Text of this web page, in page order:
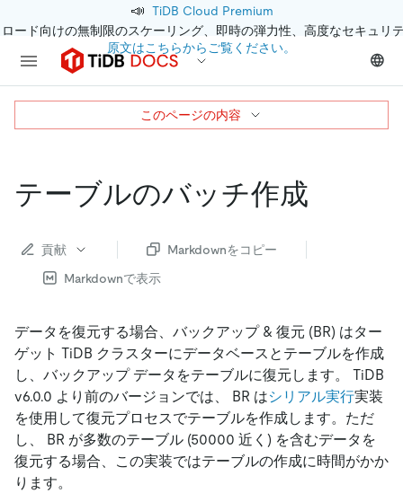
📣 TiDB Cloud Premium
ード向けの無制限のスケーリング、即時の弾力性、高度なセキュリ
原文はこちらからご覧ください。
テーブルのバッチ作成
貢献
Markdownをコピー
Markdownで表示
データを復元する場合、バックアップ & 復元 (BR) はター
ゲット TiDB クラスターにデータベースとテーブルを作成
し、バックアップ データをテーブルに復元します。 TiDB
v6.0.0 より前のバージョンでは、 BR はシリアル実行実装
を使用して復元プロセスでテーブルを作成します。ただ
し、 BR が多数のテーブル (50000 近く) を含むデータを
復元する場合、この実装ではテーブルの作成に時間がかか
ります。
このページの内容